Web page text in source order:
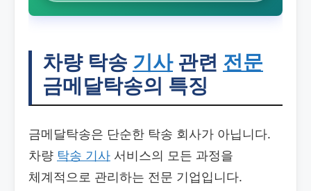
차량 탁송 기사관련 전문
금메달탁송의 특징
금메달탁송은 단순한 탁송 회사가 아닙니다.
차량 탁송 기사 서비스의 모든 과정을
체계적으로 관리하는 전문 기업입니다.